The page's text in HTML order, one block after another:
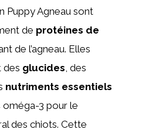
Puppy Agneau sont
de protéines de
de l’agneau. Elles
des glucides , des
nutriments essentiels
oméga-3 pour le
des chiots. Cette